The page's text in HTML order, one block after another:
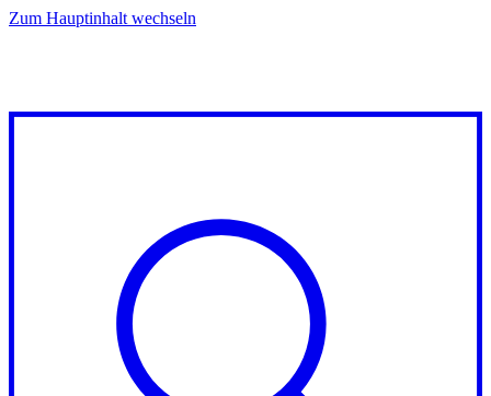
Zum Hauptinhalt wechseln